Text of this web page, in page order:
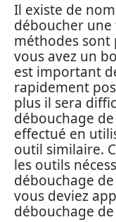
Il existe de
déboucher
méthodes sont
vous avez un
est important
rapidement
plus il sera
débouchage
effectué en
outil similaire.
les outils
débouchage
vous deviez
débouchage